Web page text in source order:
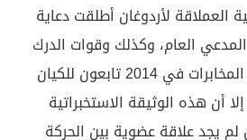
العملاقة لأردوغان أطلقت دعاية
العام، وكذلك وقوات الدرك
التي استوقفت شاحنات المخابرات في 2014 تابعون للكيان
أن هذه الوثيقة الاستخبراتية
يجد علاقة عضوية بين الحركة